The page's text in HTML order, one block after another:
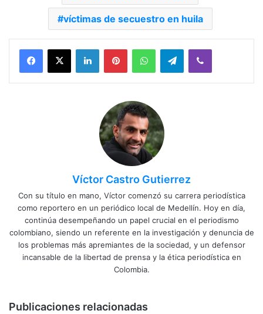
víctimas de secuestro en huila
Facebook
X LinkedInPinterestWhatsAppTelegramViber
Víctor Castro Gutierrez
Con su título en mano, Víctor comenzó su carrera periodística
como reportero en un periódico local de Medellín. Hoy en día,
continúa desempeñando un papel crucial en el periodismo
colombiano, siendo un referente en la investigación y denuncia de
los problemas más apremiantes de la sociedad, y un defensor
incansable de la libertad de prensa y la ética periodística en
Colombia.
Publicaciones relacionadas